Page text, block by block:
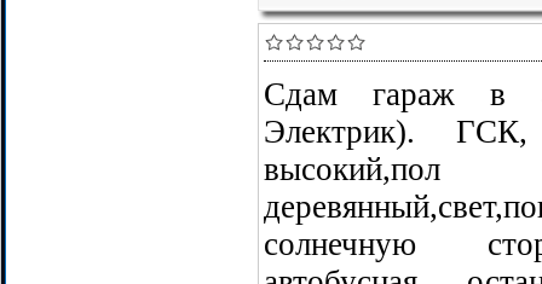
Сдам гараж в
Электрик). ГСК,
высокий,пол
солнечную